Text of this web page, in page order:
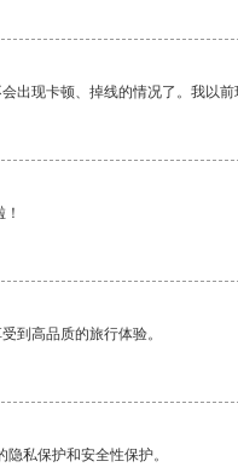
出现卡顿、掉线的情况了。我以
到高品质的旅行体验。
私保护和安全性保护。